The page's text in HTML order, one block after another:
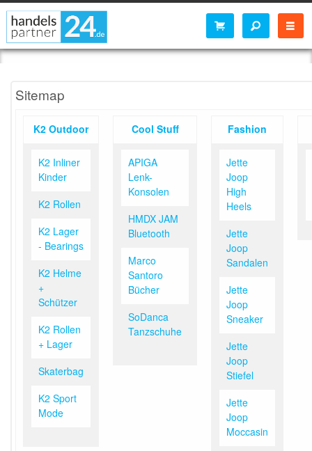
Sitemap
K2 Outdoor
K2 Inliner
Kinder
K2 Rollen
K2 Lager
- Bearings
K2 Helme
+
Schützer
K2 Rollen
+ Lager
Skaterbag
K2 Sport
Mode
Cool Stuff
APIGA
Lenk-
Konsolen
HMDX JAM
Bluetooth
Marco
Santoro
Bücher
SoDanca
Tanzschuhe
Fashion
Jette
Joop
High
Heels
Jette
Joop
Sandalen
Jette
Joop
Sneaker
Jette
Joop
Stiefel
Jette
Joop
Moccasin